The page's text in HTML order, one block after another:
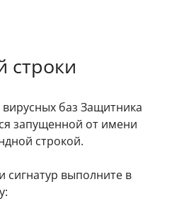
строки
баз Защитника
запущенной от имени
строкой.
сигнатур выполните в